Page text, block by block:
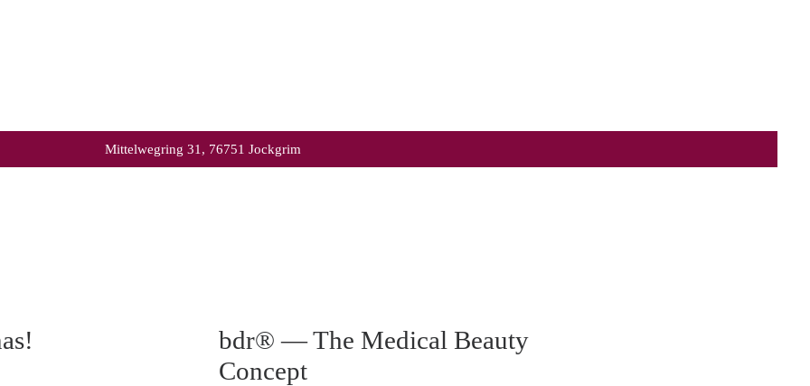
Mittelwegring 31, 76751 Jockgrim
bdr® — The Medical Beauty
Concept